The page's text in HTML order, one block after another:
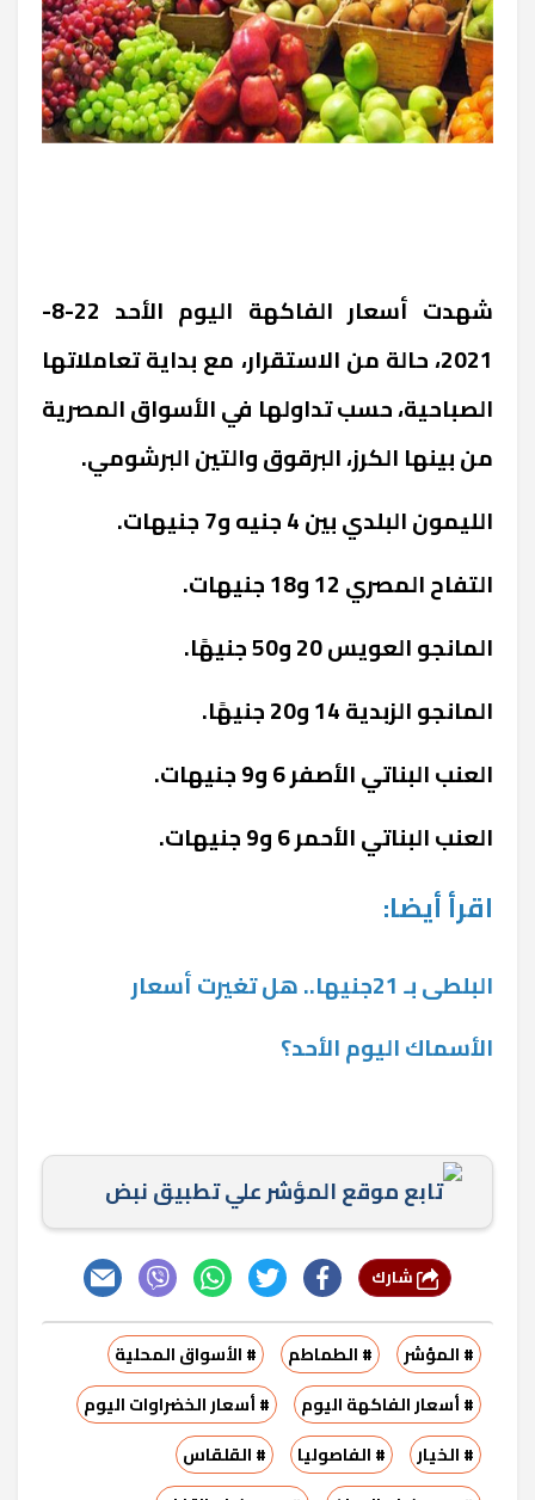
شهدت أسعار الفاكهة اليوم الأحد 22-8-
2021، حالة من الاستقرار، مع بداية تعاملاتها
الصباحية، حسب تداولها في الأسواق المصرية
من بينها الكرز، البرقوق والتين البرشومي.
الليمون البلدي بين 4 جنيه و7 جنيهات.
التفاح المصري 12 و18 جنيهات.
المانجو العويس 20 و50 جنيهًا.
المانجو الزبدية 14 و20 جنيهًا.
العنب البناتي الأصفر 6 و9 جنيهات.
العنب البناتي الأحمر 6 و9 جنيهات.
اقرأ أيضا:
البلطى بـ 21جنيها.. هل تغيرت أسعار
الأسماك اليوم الأحد؟
تابع موقع المؤشر علي تطبيق نبض
# المؤشر # الطماطم
# الأسواق المحلية
# أسعار الفاكهة اليوم
# أسعار الخضراوات اليوم
# الخيار
# الفاصوليا
# القلقاس